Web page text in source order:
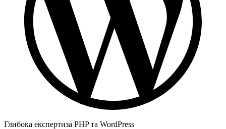
Глибока експертиза PHP та WordPress